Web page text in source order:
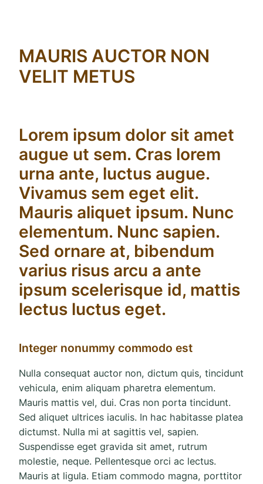
MAURIS AUCTOR NON
VELIT METUS
Lorem ipsum dolor sit amet
augue ut sem. Cras lorem
urna ante, luctus augue.
Vivamus sem eget elit.
Mauris aliquet ipsum. Nunc
elementum. Nunc sapien.
Sed ornare at, bibendum
varius risus arcu a ante
ipsum scelerisque id, mattis
lectus luctus eget.
Integer nonummy commodo est
Nulla consequat auctor non, dictum quis, tincidunt
vehicula, enim aliquam pharetra elementum.
Mauris mattis vel, dui. Cras non porta tincidunt.
Sed aliquet ultrices iaculis. In hac habitasse platea
dictumst. Nulla mi at sagittis vel, sapien.
Suspendisse eget gravida sit amet, rutrum
molestie, neque. Pellentesque orci ac lectus.
Mauris at ligula. Etiam commodo magna, porttitor